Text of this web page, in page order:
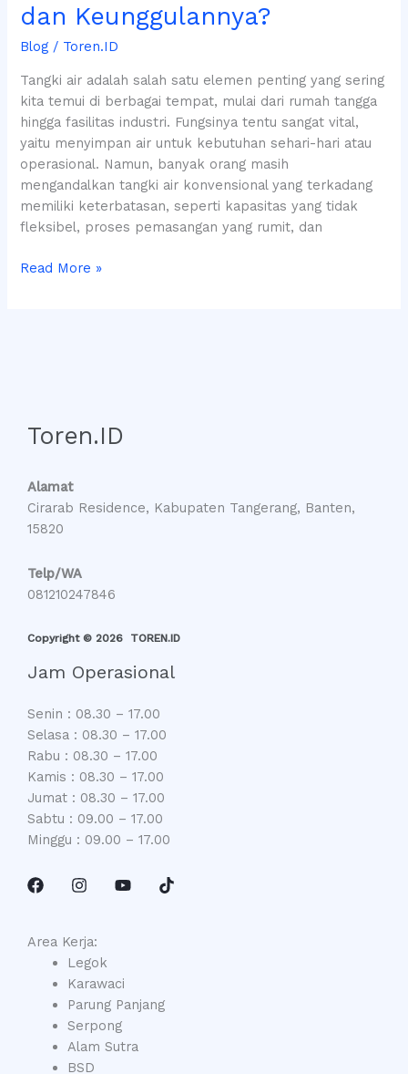
dan Keunggulannya?
Blog / Toren.ID
Tangki air adalah salah satu elemen penting yang sering
kita temui di berbagai tempat, mulai dari rumah tangga
hingga fasilitas industri. Fungsinya tentu sangat vital,
yaitu menyimpan air untuk kebutuhan sehari-hari atau
operasional. Namun, banyak orang masih
mengandalkan tangki air konvensional yang terkadang
memiliki keterbatasan, seperti kapasitas yang tidak
fleksibel, proses pemasangan yang rumit, dan
Tangki
Air
dan
Keunggulannya?
Read More »
Toren.ID
Alamat
Cirarab Residence, Kabupaten Tangerang, Banten,
15820
Telp/WA
081210247846
Copyright © 2026 TOREN.ID
Jam Operasional
Senin : 08.30 – 17.00
Selasa : 08.30 – 17.00
Rabu : 08.30 – 17.00
Kamis : 08.30 – 17.00
Jumat : 08.30 – 17.00
Sabtu : 09.00 – 17.00
Minggu : 09.00 – 17.00
Area Kerja:
Legok
Karawaci
Parung Panjang
Serpong
Alam Sutra
BSD